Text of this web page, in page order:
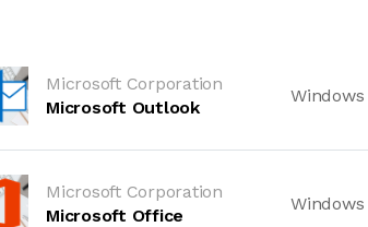
Microsoft Corporation
Microsoft Outlook
Windows
Microsoft Corporation
Microsoft Office
Windows